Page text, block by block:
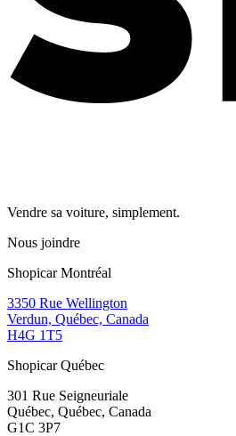
Vendre sa voiture, simplement.
Nous joindre
Shopicar Montréal
3350 Rue Wellington
Verdun, Québec, Canada
H4G 1T5
Shopicar Québec
301 Rue Seigneuriale
Québec, Québec, Canada
G1C 3P7